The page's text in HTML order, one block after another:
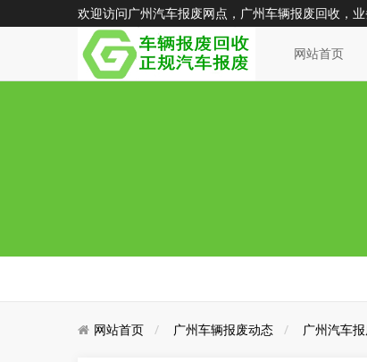
欢迎访问广州汽车报废网点，广州车辆报废回收，
网站首页
网站首页 广州车辆报废动态 广州汽车